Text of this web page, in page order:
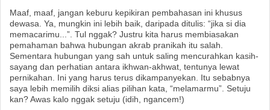
Maaf, maaf, jangan keburu kepikiran pembahasan ini khusus
dewasa. Ya, mungkin ini lebih baik, daripada ditulis: “jika si dia
memacarimu...”. Tul nggak? Justru kita harus membiasakan
pemahaman bahwa hubungan akrab pranikah itu salah.
Sementara hubungan yang sah untuk saling mencurahkan kasih-
sayang dan perhatian antara ikhwan-akhwat, tentunya lewat
pernikahan. Ini yang harus terus dikampanyekan. Itu sebabnya
saya lebih memilih diksi alias pilihan kata, “melamarmu”. Setuju
kan? Awas kalo nggak setuju (idih, ngancem!)